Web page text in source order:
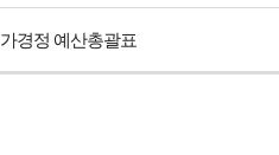
경정 예산총괄표